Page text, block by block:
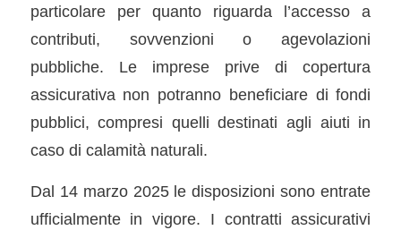
particolare per quanto riguarda l’accesso a
contributi, sovvenzioni o agevolazioni
pubbliche. Le imprese prive di copertura
assicurativa non potranno beneficiare di fondi
pubblici, compresi quelli destinati agli aiuti in
caso di calamità naturali.
Dal 14 marzo 2025 le disposizioni sono entrate
ufficialmente in vigore. I contratti assicurativi